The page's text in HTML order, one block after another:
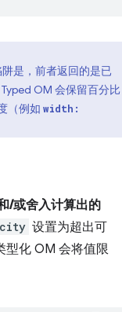
是，前者返回的是已
OM 会保留百分比
（例如 width:
/或舍入计算出的
设置为超出可
型化 OM 会将值限